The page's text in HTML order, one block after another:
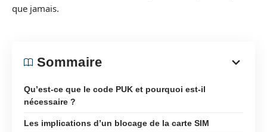
que jamais.
Sommaire
Qu’est-ce que le code PUK et pourquoi est-il
nécessaire ?
Les implications d’un blocage de la carte SIM